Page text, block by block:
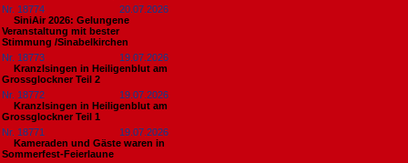
Nr. 18774
20.07.2026
SiniAir 2026: Gelungene
Veranstaltung mit bester
Stimmung /Sinabelkirchen
Nr. 18773
19.07.2026
Kranzlsingen in Heiligenblut am
Grossglockner Teil 2
Nr. 18772
19.07.2026
Kranzlsingen in Heiligenblut am
Grossglockner Teil 1
Nr. 18771
19.07.2026
Kameraden und Gäste waren in
Sommerfest-Feierlaune